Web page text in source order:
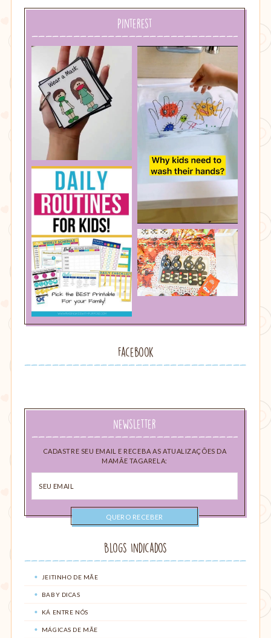
Pinterest
Facebook
Newsletter
CADASTRE SEU EMAIL E RECEBA AS ATUALIZAÇÕES DA
MAMÃE TAGARELA:
email
Blogs Indicados
JEITINHO DE MÃE
BABY DICAS
KÁ ENTRE NÓS
MÁGICAS DE MÃE